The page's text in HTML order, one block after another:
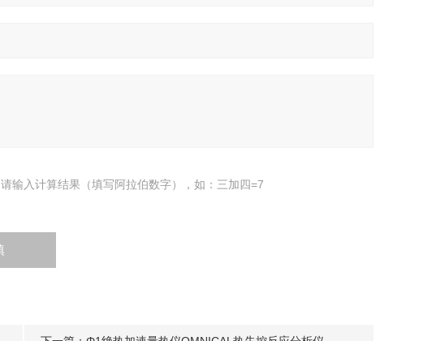
请输入计算结果（填写阿拉伯数字），如：三加四=7